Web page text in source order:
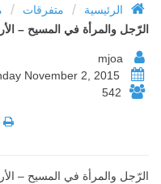
الرئيسية / متفرقات /
الرّجل والمرأة في المسيح –
542
الرّجل والمرأة في المسيح –